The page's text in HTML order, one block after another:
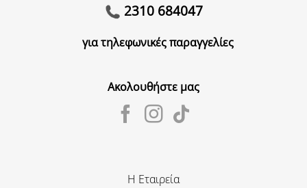
2310 684047
για τηλεφωνικές παραγγελίες
Ακολουθήστε μας
Η Εταιρεία